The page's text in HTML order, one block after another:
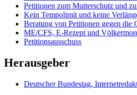
Petitionen zum Mutter­schutz und
Kein Tempolimit und keine
Beratung von Petitionen gegen die
ME/CFS, E-Rezept und
Petitionsausschuss
Herausgeber
Deutscher Bundestag,